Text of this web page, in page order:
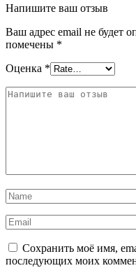
Напишите ваш отзыв
Ваш адрес email не будет
помечены *
Оценка *
Сохранить моё имя,
последующих моих